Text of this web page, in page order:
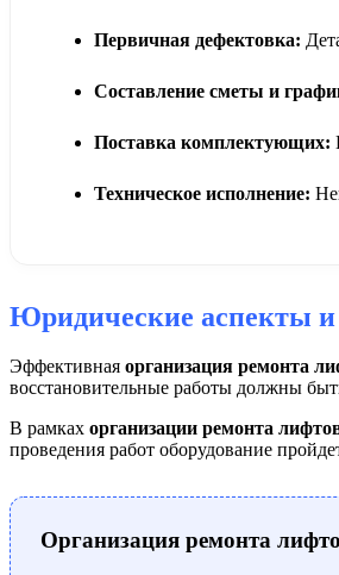
Первичная дефектовка:
Составление сметы и
Поставка комплектующих:
Техническое исполнение:
Юридические аспекты и
Эффективная организация ремонта
восстановительные работы должны
В рамках организации ремонта
проведения работ оборудование
Организация ремонта